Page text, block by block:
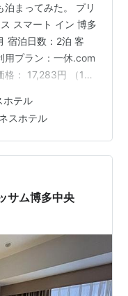
まってみた。 プリ
スマート イン 博多
宿泊日数：2泊 客
用プラン：一休.com
： 17,283円 （1泊
オニ子メモ】 チェ
トイレ：シャワー
2023年2月です。 料
あります。 最新情
ホテル
スホテル
サム博多中央